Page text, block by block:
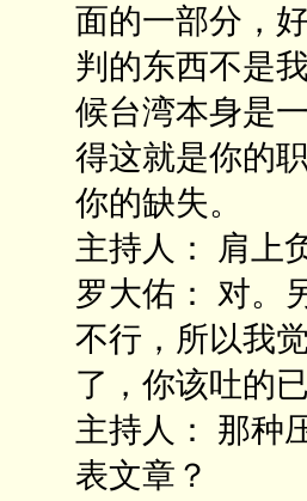
面的一部分，
判的东西不是
候台湾本身是
得这就是你的
你的缺失。
主持人： 肩上
罗大佑： 对。
不行，所以我
了，你该吐的
主持人： 那种
表文章？